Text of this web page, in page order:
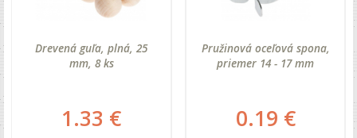
Drevená guľa, plná, 25
mm, 8 ks
1.33 €
Pružinová oceľová spona,
priemer 14 - 17 mm
0.19 €